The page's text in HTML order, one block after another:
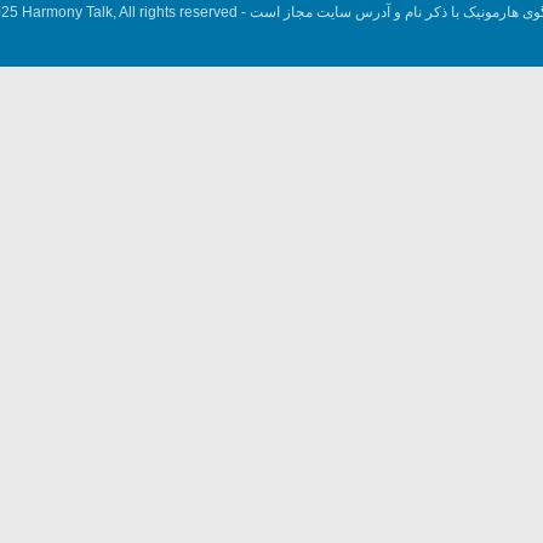
هارمونیک با ذکر نام و آدرس سایت مجاز است - Harmony Talk, All rights reserved.